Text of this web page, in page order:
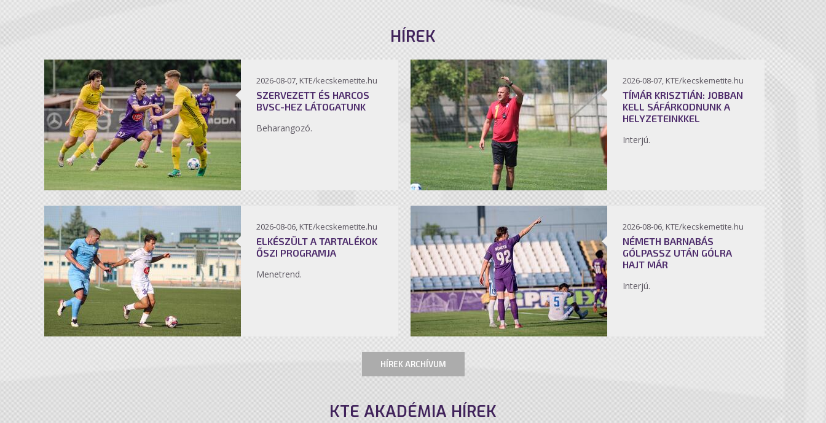
HÍREK
2026-08-07, KTE/kecskemetite.hu
SZERVEZETT ÉS HARCOS
BVSC-HEZ LÁTOGATUNK
Beharangozó.
2026-08-07, KTE/kecskemetite.hu
TÍMÁR KRISZTIÁN: JOBBAN
KELL SÁFÁRKODNUNK A
HELYZETEINKKEL
Interjú.
2026-08-06, KTE/kecskemetite.hu
ELKÉSZÜLT A TARTALÉKOK
ŐSZI PROGRAMJA
Menetrend.
2026-08-06, KTE/kecskemetite.hu
NÉMETH BARNABÁS
GÓLPASSZ UTÁN GÓLRA
HAJT MÁR
Interjú.
HÍREK ARCHÍVUM
KTE AKADÉMIA HÍREK